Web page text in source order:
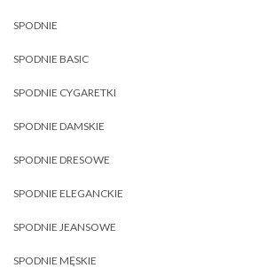
SPODNIE
SPODNIE BASIC
SPODNIE CYGARETKI
SPODNIE DAMSKIE
SPODNIE DRESOWE
SPODNIE ELEGANCKIE
SPODNIE JEANSOWE
SPODNIE MĘSKIE